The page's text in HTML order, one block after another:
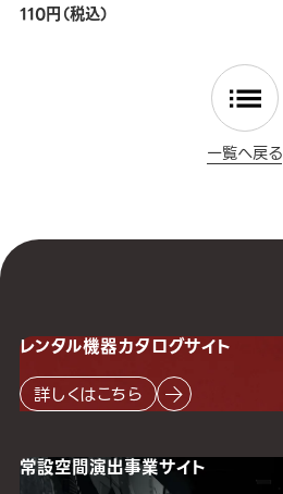
110円（税込）
一覧へ戻る
レンタル機器カタログサイト
詳しくはこちら
常設空間演出事業サイト